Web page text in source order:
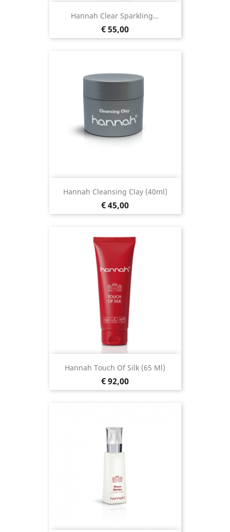
Hannah Clear Sparkling...
Prijs
€ 55,00
Hannah Cleansing Clay (40ml)
Prijs
€ 45,00
Hannah Touch Of Silk (65 Ml)
Prijs
€ 92,00